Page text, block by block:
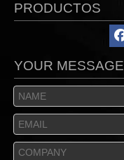
PRODUCTOS
YOUR MESSAGE